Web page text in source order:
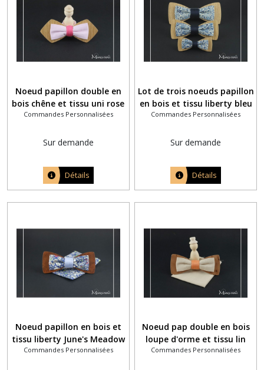
Noeud papillon double en
bois chêne et tissu uni rose
pâle fil rose fuchsia
Commandes Personnalisées
Sur demande
Détails
Lot de trois noeuds papillon
en bois et tissu liberty bleu
Katie et Millie homme, ado
Commandes Personnalisées
Sur demande
Détails
Noeud papillon en bois et
tissu liberty June's Meadow
bleu roi
Commandes Personnalisées
Noeud pap double en bois
loupe d'orme et tissu lin
beige crème sable fil orange
Commandes Personnalisées